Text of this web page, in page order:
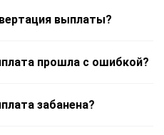
выплаты?
прошла с ошибкой?
забанена?